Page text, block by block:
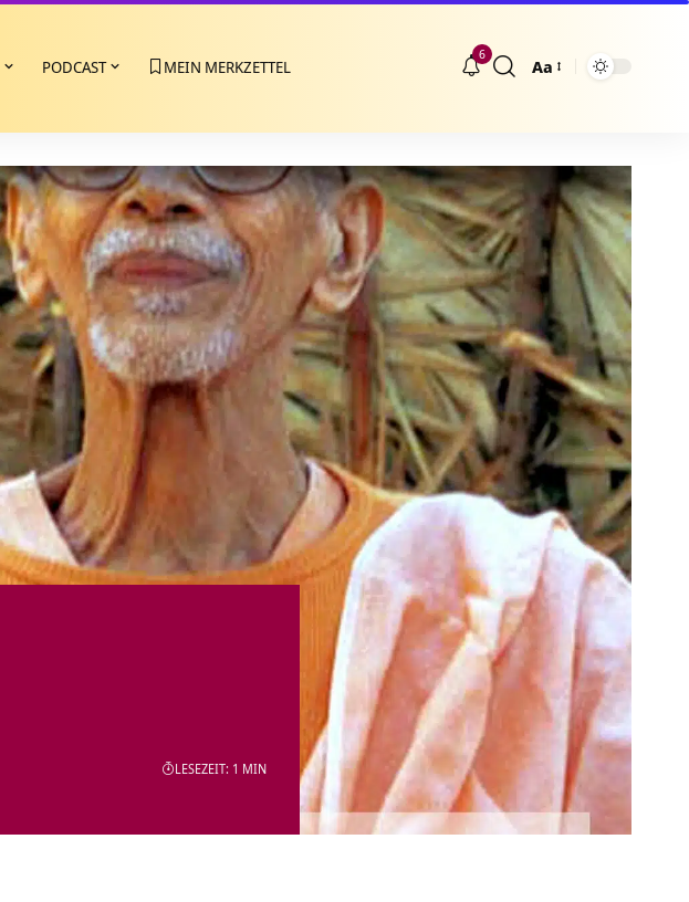
PODCAST MEIN MERKZETTEL
6
Größenänderung
Aa
LESEZEIT: 1 MIN